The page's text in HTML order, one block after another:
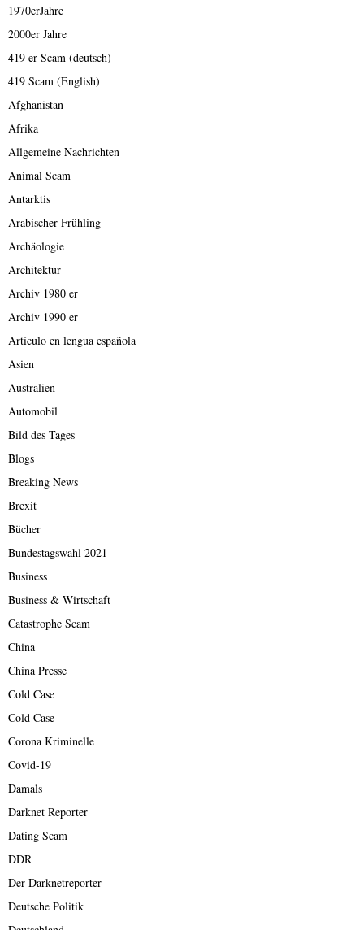
1970erJahre
2000er Jahre
419 er Scam (deutsch)
419 Scam (English)
Afghanistan
Afrika
Allgemeine Nachrichten
Animal Scam
Antarktis
Arabischer Frühling
Archäologie
Architektur
Archiv 1980 er
Archiv 1990 er
Artículo en lengua española
Asien
Australien
Automobil
Bild des Tages
Blogs
Breaking News
Brexit
Bücher
Bundestagswahl 2021
Business
Business & Wirtschaft
Catastrophe Scam
China
China Presse
Cold Case
Cold Case
Corona Kriminelle
Covid-19
Damals
Darknet Reporter
Dating Scam
DDR
Der Darknetreporter
Deutsche Politik